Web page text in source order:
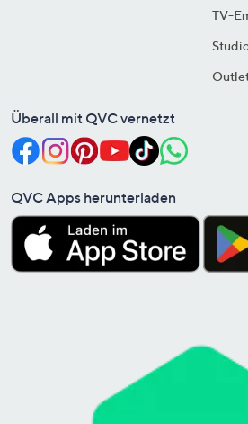
TV-
Überall mit QVC vernetzt
QVC Apps herunterladen